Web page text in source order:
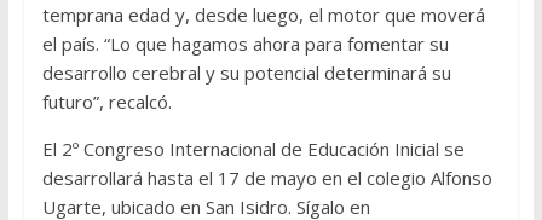
temprana edad y, desde luego, el motor que moverá
el país. “Lo que hagamos ahora para fomentar su
desarrollo cerebral y su potencial determinará su
futuro”, recalcó.
El 2º Congreso Internacional de Educación Inicial se
desarrollará hasta el 17 de mayo en el colegio Alfonso
Ugarte, ubicado en San Isidro. Sígalo en